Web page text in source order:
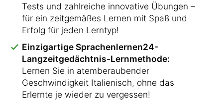
Tests und zahlreiche innovative Übungen –
für ein zeitgemäßes Lernen mit Spaß und
Erfolg für jeden Lerntyp!
Einzigartige Sprachenlernen24-
Langzeitgedächtnis-Lernmethode:
Lernen Sie in atemberaubender
Geschwindigkeit Italienisch, ohne das
Erlernte je wieder zu vergessen!